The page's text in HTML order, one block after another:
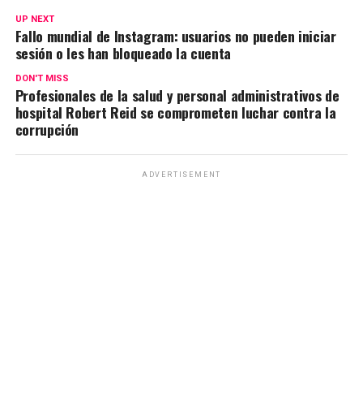
UP NEXT
Fallo mundial de Instagram: usuarios no pueden iniciar
sesión o les han bloqueado la cuenta
DON'T MISS
Profesionales de la salud y personal administrativos de
hospital Robert Reid se comprometen luchar contra la
corrupción
ADVERTISEMENT